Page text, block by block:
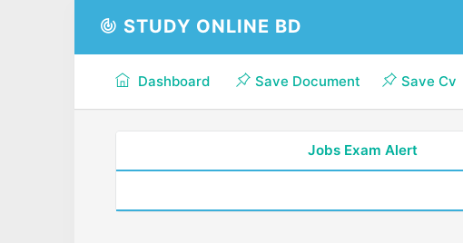
STUDY ONLINE BD
Dashboard Save Document Save Cv
Jobs Exam Alert